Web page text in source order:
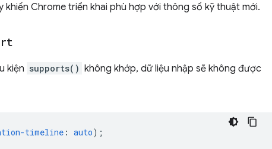
Chrome triển khai phù hợp với thông số kỹ thuật mới.
kiện supports() không khớp, dữ liệu nhập sẽ không được
timeline : auto) ;